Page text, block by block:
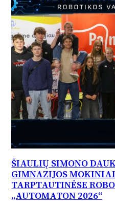
ŠIAULIŲ SIMONO
GIMNAZIJOS
TARPTAUTINĖSE
„AUTOMATON 2026“